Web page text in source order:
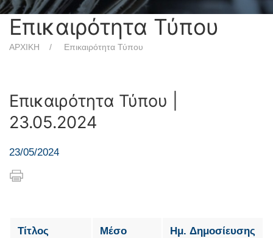
Επικαιρότητα Τύπου
ΑΡΧΙΚΗ Επικαιρότητα Τύπου
Επικαιρότητα Τύπου |
23.05.2024
23/05/2024
Τίτλος Μέσο Ημ. Δημοσίευσης